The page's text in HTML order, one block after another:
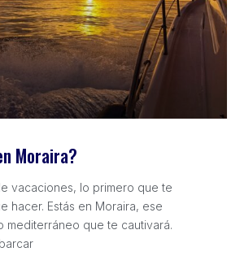
Moraira?
vacaciones, lo primero que te
hacer. Estás en Moraira, ese
mediterráneo que te cautivará.